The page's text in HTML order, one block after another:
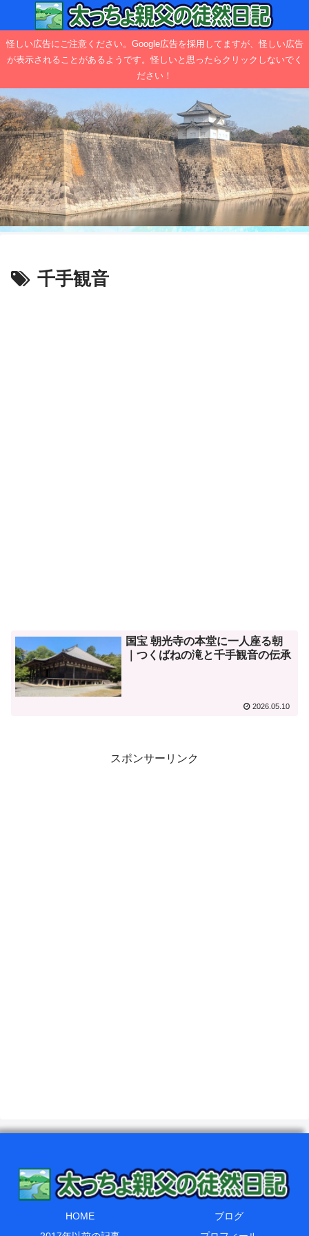
怪しい広告にご注意ください。Google広告を採用してますが、怪しい広告
が表示されることがあるようです。怪しいと思ったらクリックしないでく
ださい！
千手観音
国宝 朝光寺の本堂に一人座る朝
｜つくばねの滝と千手観音の伝承
2026.05.10
スポンサーリンク
HOME
ブログ